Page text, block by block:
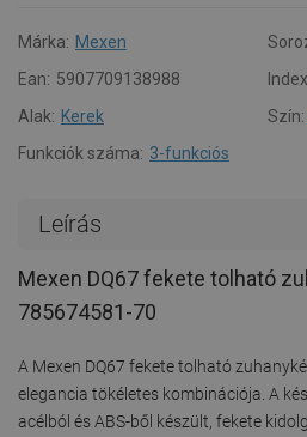
Márka: Mexen
Ean: 5907709138988
Alak: Kerek Szín:
Funkciók száma: 3-funkciós
Leírás
Mexen DQ67 fekete tolható
785674581-70
A Mexen DQ67 fekete tolható
elegancia tökéletes kombinációja. A
acélból és ABS-ből készült, fekete